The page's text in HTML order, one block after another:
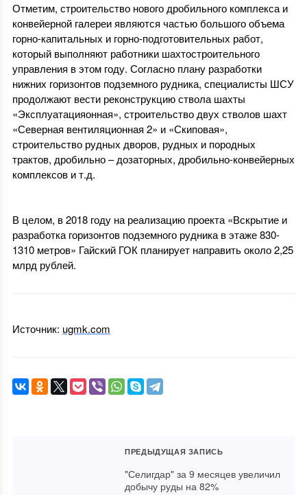
Отметим, строительство нового дробильного комплекса и
конвейерной галереи являются частью большого объема
горно-капитальных и горно-подготовительных работ,
который выполняют работники шахтостроительного
управления в этом году. Согласно плану разработки
нижних горизонтов подземного рудника, специалисты ШСУ
продолжают вести реконструкцию ствола шахты
«Эксплуатацияонная», строительство двух стволов шахт
«Северная вентиляционная 2» и «Скиповая»,
строительство рудных дворов, рудных и породных
трактов, дробильно – дозаторных, дробильно-конвейерных
комплексов и т.д.
В целом, в 2018 году на реализацию проекта «Вскрытие и
разработка горизонтов подземного рудника в этаже 830-
1310 метров» Гайский ГОК планирует направить около 2,25
млрд рублей.
Источник: ugmk.com
ПРЕДЫДУЩАЯ ЗАПИСЬ
"Селигдар" за 9 месяцев увеличил
добычу руды на 82%